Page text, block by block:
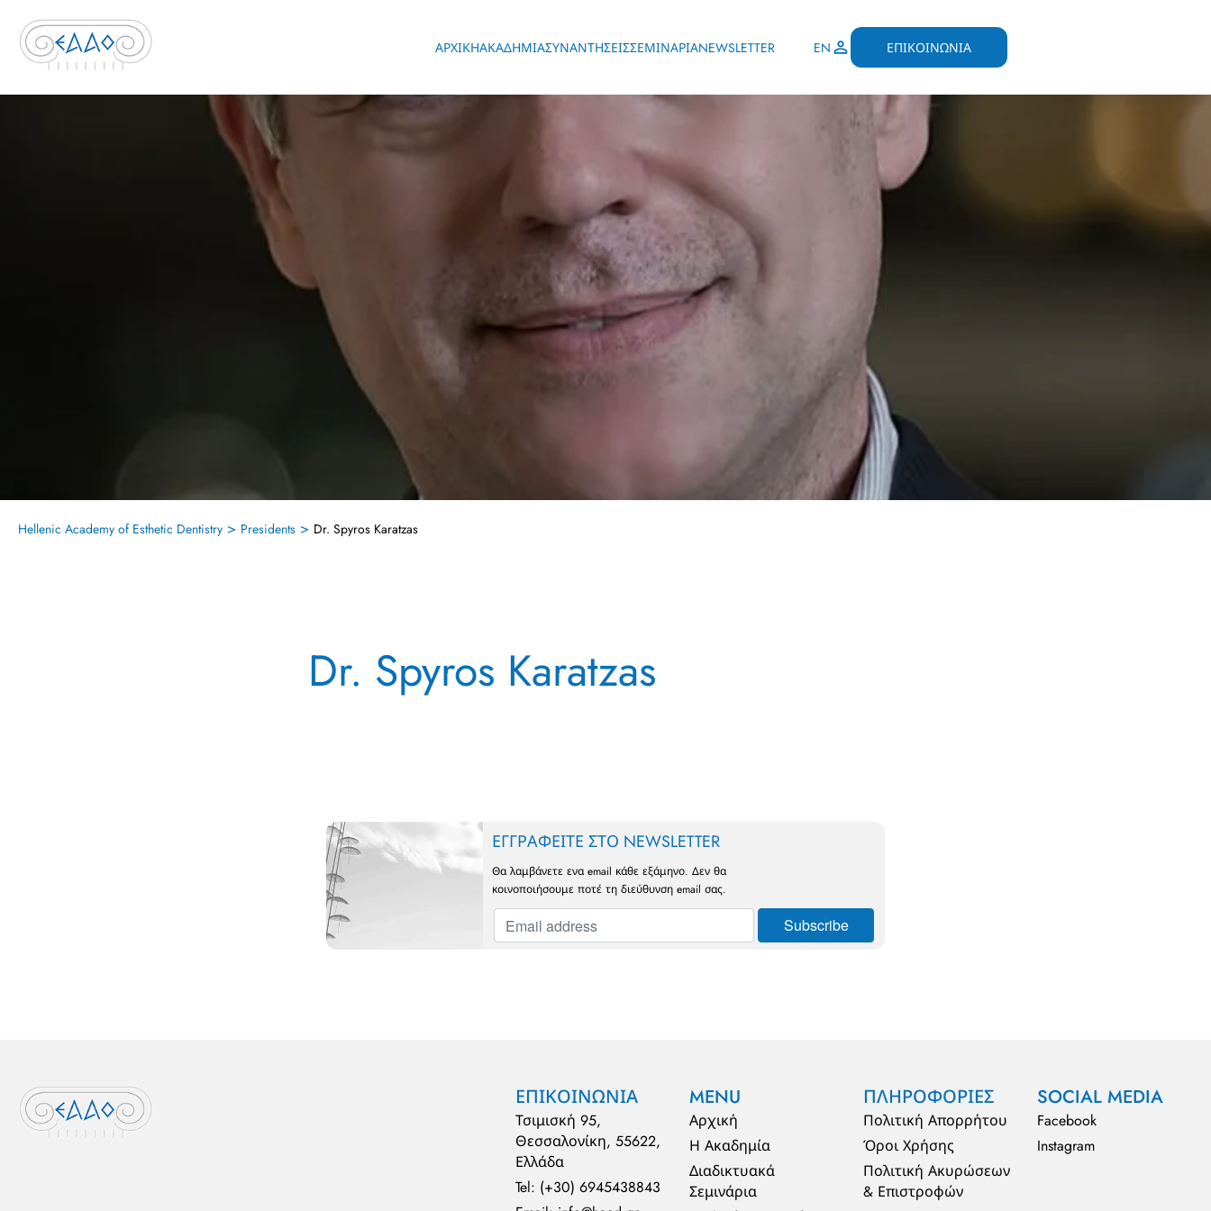
ΑΡΧΙΚΗΑΚΑΔΗΜΙΑΣΥΝΑΝΤΗΣΕΙΣΣΕΜΙΝΑΡΙΑNEWSLETTER EN ΕΠΙΚΟΙΝΩΝΙΑ
Hellenic Academy of Esthetic Dentistry > Presidents > Dr. Spyros Karatzas
Dr. Spyros Karatzas
ΕΓΓΡΑΦΕΙΤΕ ΣΤΟ NEWSLETTER
Θα λαμβάνετε ενα email κάθε εξάμηνο. Δεν θα
κοινοποιήσουμε ποτέ τη διεύθυνση email σας.
ΕΠΙΚΟΙΝΩΝΙΑ
Τσιμισκή 95,
Θεσσαλονίκη, 55622,
Ελλάδα
Tel: (+30) 6945438843
MENU
Αρχική
Η Ακαδημία
Διαδικτυακά
Σεμινάρια
ΠΛΗΡΟΦΟΡΙΕΣ
Πολιτική Απορρήτου
Όροι Χρήσης
Πολιτική Ακυρώσεων
& Επιστροφών
SOCIAL MEDIA
Facebook
Instagram